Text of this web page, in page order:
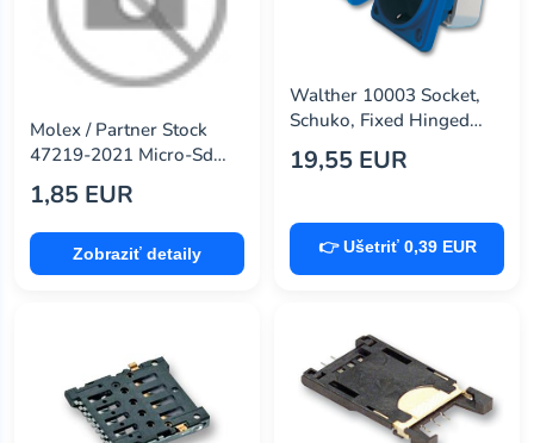
Molex / Partner Stock
47219-2021 Micro-Sd
Headerhingetype 20 U
Plating
1,85 EUR
Zobraziť detaily
Walther 10003 Socket,
Schuko, Fixed Hinged
Cover
19,55 EUR
👉 Ušetriť 0,39 EUR